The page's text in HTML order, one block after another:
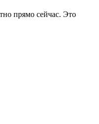
прямо сейчас. Это